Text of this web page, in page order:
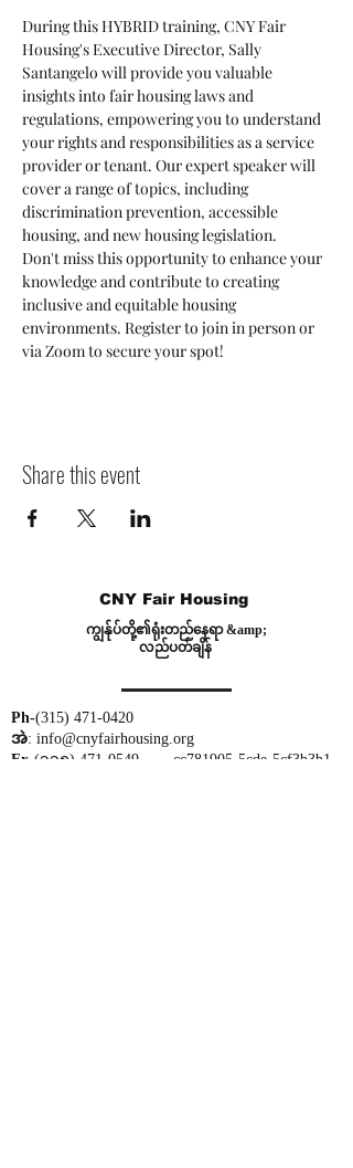
During this HYBRID training, CNY Fair
Housing's Executive Director, Sally
Santangelo will provide you valuable
insights into fair housing laws and
regulations, empowering you to understand
your rights and responsibilities as a service
provider or tenant. Our expert speaker will
cover a range of topics, including
discrimination prevention, accessible
housing, and new housing legislation.
Don't miss this opportunity to enhance your
knowledge and contribute to creating
inclusive and equitable housing
environments. Register to join in person or
via Zoom to secure your spot!
Share this event
CNY Fair Housing
ကျွန်ုပ်တို့၏ရုံးတည်နေရာ &amp;
လည်ပတ်ချိန်
Ph-(315) 471-0420
အဲ: info@cnyfairhousing.org
Fx- (၃၁၅) 471-0549 _cc781905-5cde-5cf3b3b1